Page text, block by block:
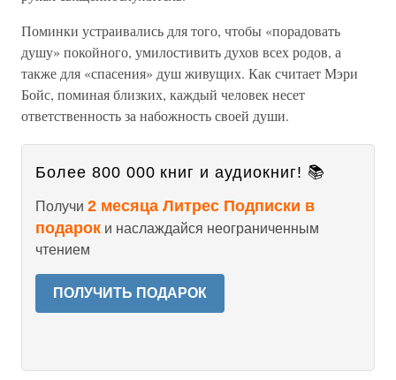
Поминки устраивались для того, чтобы «порадовать
душу» покойного, умилостивить духов всех родов, а
также для «спасения» душ живущих. Как считает Мэри
Бойс, поминая близких, каждый человек несет
ответственность за набожность своей души.
Более 800 000 книг и аудиокниг! 📚
Получи 2 месяца Литрес Подписки в
подарок и наслаждайся неограниченным
чтением
ПОЛУЧИТЬ ПОДАРОК